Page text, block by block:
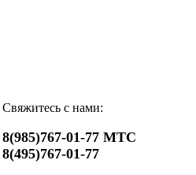
Свяжитесь с нами:
8(985)767-01-77 МТС
8(495)767-01-77